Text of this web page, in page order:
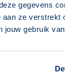
gegevens
ze verstrekt
jouw gebruik
de